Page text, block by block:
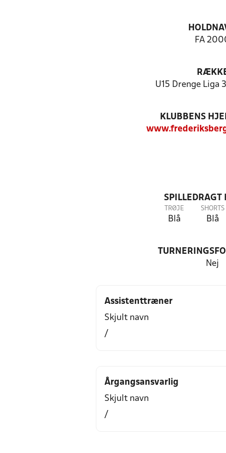
FA
U15 Drenge Liga
KLUBBENS
SPILLEDRAGT
TRØJE
Blå
SHORTS
Blå
Nej
Assistenttræner
Skjult navn
/
Årgangsansvarlig
Skjult navn
/